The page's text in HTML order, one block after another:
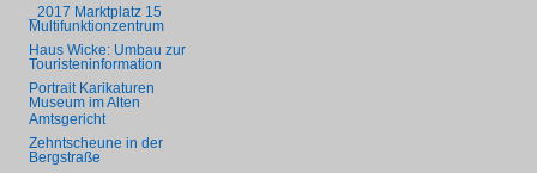
_2017 Marktplatz 15
Multifunktionzentrum
Haus Wicke: Umbau zur
Touristeninformation
Portrait Karikaturen
Museum im Alten
Amtsgericht
Zehntscheune in der
Bergstraße